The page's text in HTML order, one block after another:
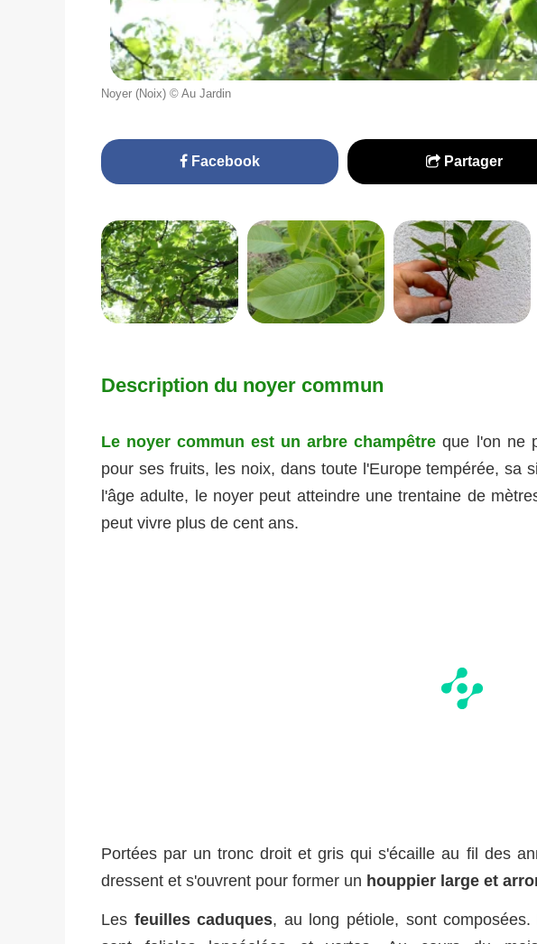
Noyer (Noix) © Au Jardin
Facebook Partager
Description du noyer commun
Le noyer commun est un arbre champêtre que l'on ne
pour ses fruits, les noix, dans toute l'Europe tempérée, sa
l'âge adulte, le noyer peut atteindre une trentaine de
peut vivre plus de cent ans.
Portées par un tronc droit et gris qui s'écaille au fil des
dressent et s'ouvrent pour former un houppier large et
Les feuilles caduques, au long pétiole, sont